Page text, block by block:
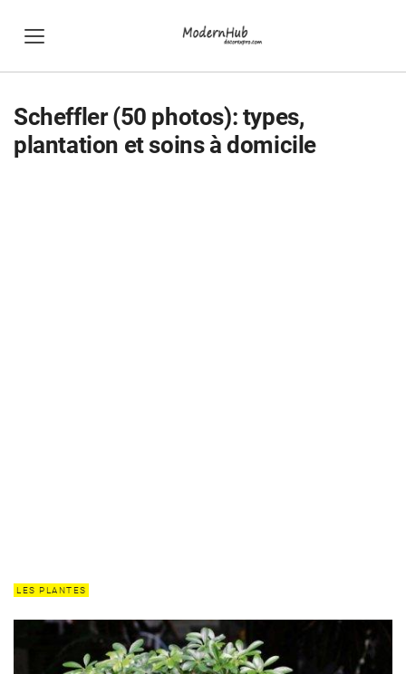
Scheffler (50 photos): types,
plantation et soins à domicile
LES PLANTES